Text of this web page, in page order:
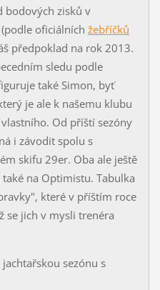
bodových zisků v
oficiálních žebříčků
předpoklad na rok 2013.
sledu podle
také Simon, byť
je ale k našemu klubu
Od příští sezóny
i závodit spolu s
skifu 29er. Oba ale ještě
na Optimistu. Tabulka
které v příštím roce
se jich v mysli trenéra
sezónu s